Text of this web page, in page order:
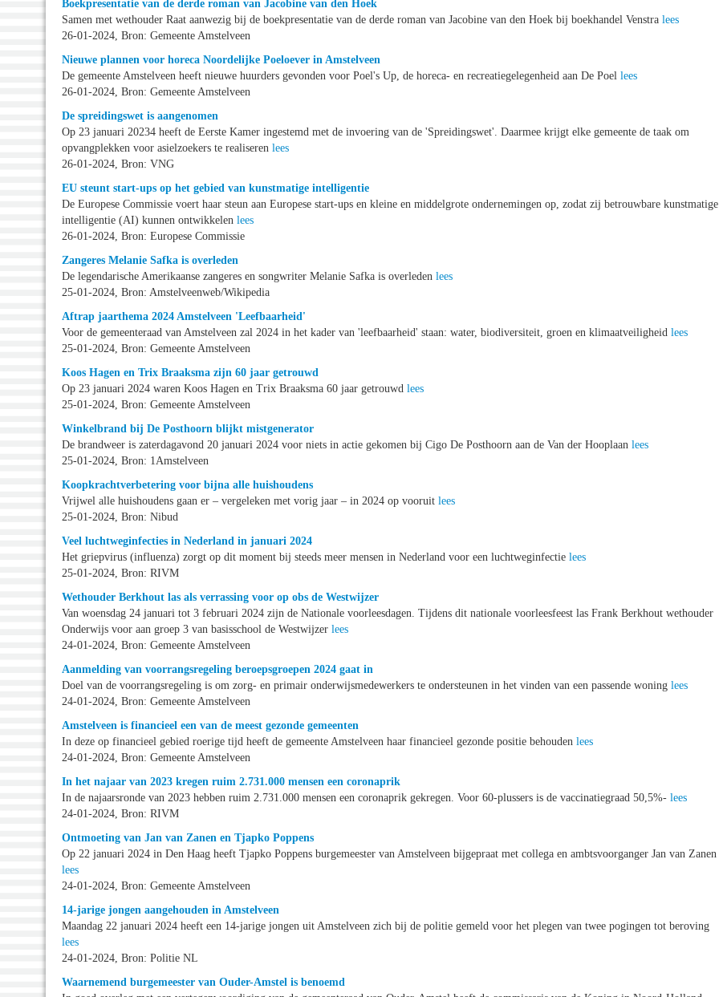
Boekpresentatie van de derde roman van Jacobine van den Hoek
Samen met wethouder Raat aanwezig bij de boekpresentatie van de derde roman van Jacobine van den Hoek bij boekhandel Venstra lees
26-01-2024, Bron: Gemeente Amstelveen
Nieuwe plannen voor horeca Noordelijke Poeloever in Amstelveen
De gemeente Amstelveen heeft nieuwe huurders gevonden voor Poel's Up, de horeca- en recreatiegelegenheid aan De Poel lees
26-01-2024, Bron: Gemeente Amstelveen
De spreidingswet is aangenomen
Op 23 januari 20234 heeft de Eerste Kamer ingestemd met de invoering van de 'Spreidingswet'. Daarmee krijgt elke gemeente de taak om
opvangplekken voor asielzoekers te realiseren lees
26-01-2024, Bron: VNG
EU steunt start-ups op het gebied van kunstmatige intelligentie
De Europese Commissie voert haar steun aan Europese start-ups en kleine en middelgrote ondernemingen op, zodat zij betrouwbare kunstmatige
intelligentie (AI) kunnen ontwikkelen lees
26-01-2024, Bron: Europese Commissie
Zangeres Melanie Safka is overleden
De legendarische Amerikaanse zangeres en songwriter Melanie Safka is overleden lees
25-01-2024, Bron: Amstelveenweb/Wikipedia
Aftrap jaarthema 2024 Amstelveen 'Leefbaarheid'
Voor de gemeenteraad van Amstelveen zal 2024 in het kader van 'leefbaarheid' staan: water, biodiversiteit, groen en klimaatveiligheid lees
25-01-2024, Bron: Gemeente Amstelveen
Koos Hagen en Trix Braaksma zijn 60 jaar getrouwd
Op 23 januari 2024 waren Koos Hagen en Trix Braaksma 60 jaar getrouwd lees
25-01-2024, Bron: Gemeente Amstelveen
Winkelbrand bij De Posthoorn blijkt mistgenerator
De brandweer is zaterdagavond 20 januari 2024 voor niets in actie gekomen bij Cigo De Posthoorn aan de Van der Hooplaan lees
25-01-2024, Bron: 1Amstelveen
Koopkrachtverbetering voor bijna alle huishoudens
Vrijwel alle huishoudens gaan er – vergeleken met vorig jaar – in 2024 op vooruit lees
25-01-2024, Bron: Nibud
Veel luchtweginfecties in Nederland in januari 2024
Het griepvirus (influenza) zorgt op dit moment bij steeds meer mensen in Nederland voor een luchtweginfectie lees
25-01-2024, Bron: RIVM
Wethouder Berkhout las als verrassing voor op obs de Westwijzer
Van woensdag 24 januari tot 3 februari 2024 zijn de Nationale voorleesdagen. Tijdens dit nationale voorleesfeest las Frank Berkhout wethouder
Onderwijs voor aan groep 3 van basisschool de Westwijzer lees
24-01-2024, Bron: Gemeente Amstelveen
Aanmelding van voorrangsregeling beroepsgroepen 2024 gaat in
Doel van de voorrangsregeling is om zorg- en primair onderwijsmedewerkers te ondersteunen in het vinden van een passende woning lees
24-01-2024, Bron: Gemeente Amstelveen
Amstelveen is financieel een van de meest gezonde gemeenten
In deze op financieel gebied roerige tijd heeft de gemeente Amstelveen haar financieel gezonde positie behouden lees
24-01-2024, Bron: Gemeente Amstelveen
In het najaar van 2023 kregen ruim 2.731.000 mensen een coronaprik
In de najaarsronde van 2023 hebben ruim 2.731.000 mensen een coronaprik gekregen. Voor 60-plussers is de vaccinatiegraad 50,5%- lees
24-01-2024, Bron: RIVM
Ontmoeting van Jan van Zanen en Tjapko Poppens
Op 22 januari 2024 in Den Haag heeft Tjapko Poppens burgemeester van Amstelveen bijgepraat met collega en ambtsvoorganger Jan van Zanen
lees
24-01-2024, Bron: Gemeente Amstelveen
14-jarige jongen aangehouden in Amstelveen
Maandag 22 januari 2024 heeft een 14-jarige jongen uit Amstelveen zich bij de politie gemeld voor het plegen van twee pogingen tot beroving
lees
24-01-2024, Bron: Politie NL
Waarnemend burgemeester van Ouder-Amstel is benoemd